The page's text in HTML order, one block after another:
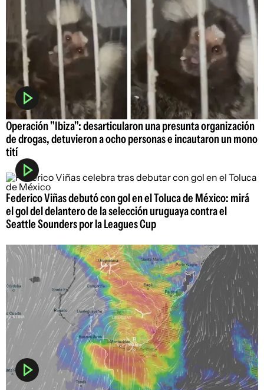
Operación "Ibiza": desarticularon una presunta organización
de drogas, detuvieron a ocho personas e incautaron un mono
tití
Federico Viñas debutó con gol en el Toluca de México: mirá
el gol del delantero de la selección uruguaya contra el
Seattle Sounders por la Leagues Cup